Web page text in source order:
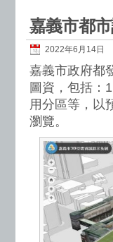
嘉義市都
2022年6月14日
嘉義市政府都
圖資，包括：
用分區等，以
瀏覽。